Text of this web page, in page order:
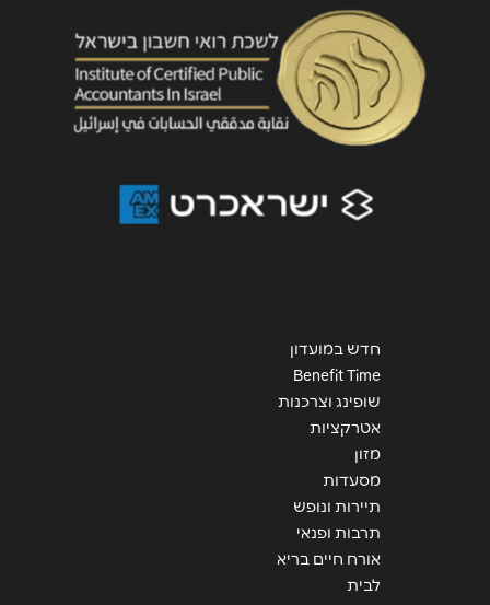
שליחה
חדש במועדון
Benefit Time
שופינג וצרכנות
אטרקציות
מזון
מסעדות
תיירות ונופש
תרבות ופנאי
אורח חיים בריא
לבית